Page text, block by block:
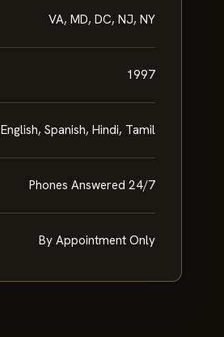
VA, MD, DC, NJ, NY
1997
English, Spanish, Hindi, Tamil
Phones Answered 24/7
By Appointment Only